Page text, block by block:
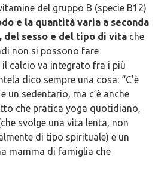
del gruppo B (specie B12)
e la quantità varia a seconda
del sesso e del tipo di vita che
non si possono fare
il calcio va integrato fra i più
dico sempre una cosa: “C’è
un sedentario, ma c’è anche
che pratica yoga quotidiano,
svolge una vita lenta, non
di tipo spirituale) e un
mamma di famiglia che